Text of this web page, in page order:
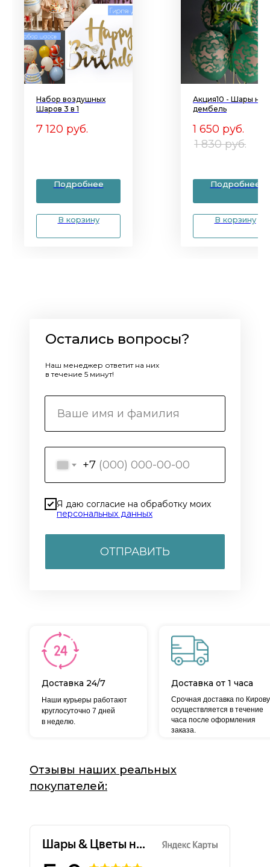
Набор воздушных
Шаров 3 в 1
7 120 руб.
Подробнее
В корзину
Акция10 - Шары на
дембель
1 650 руб.
1 830 руб.
Подробнее
В корзину
+7
Я даю согласие на обработку моих
персональных данных
ОТПРАВИТЬ
Остались вопросы?
Наш менеджер ответит на них
в течение 5 минут!
Доставка 24/7
Срочная доставка по Кирову
осуществляется в течение
часа после оформления
заказа.
Наши курьеры работают
круглосуточно 7 дней
в неделю.
Доставка от 1 часа
Отзывы наших реальных
покупателей: